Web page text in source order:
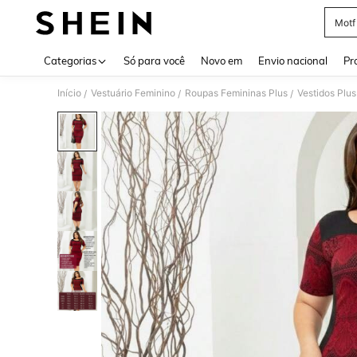
Motf
Categorias Só para você Novo em Envio nacional
Início / Vestuário Feminino / Roupas Femininas Plus / Vestidos